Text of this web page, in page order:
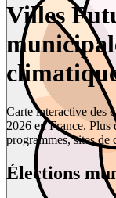
Villes
Carte interactive des
2026 en France. Plus
programmes, sites de
Élections